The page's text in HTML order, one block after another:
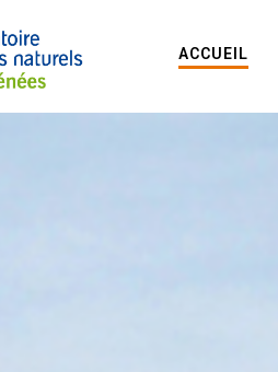
ACCUEIL